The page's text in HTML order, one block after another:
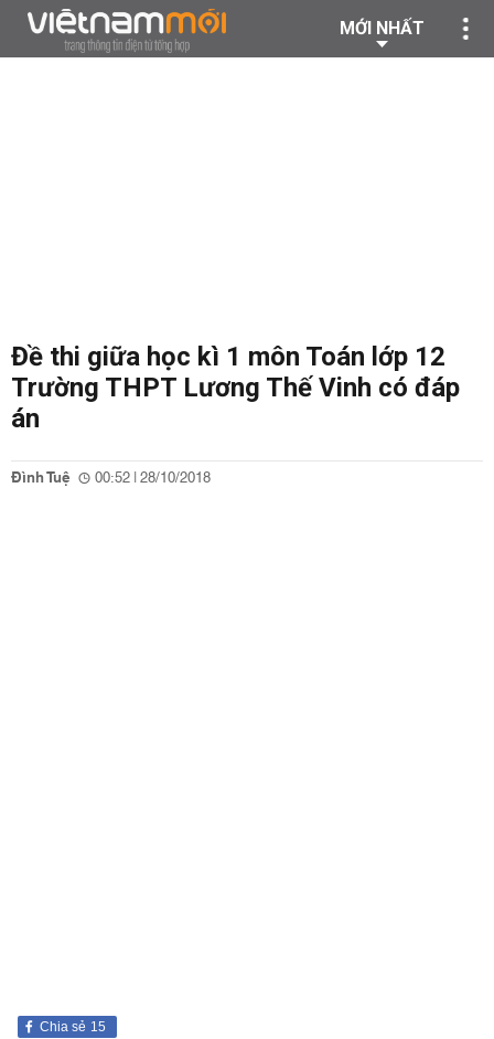
MỚI NHẤT
Đề thi giữa học kì 1 môn Toán lớp 12
Trường THPT Lương Thế Vinh có đáp
án
Đình Tuệ 00:52 | 28/10/2018
15
Chia sẻ